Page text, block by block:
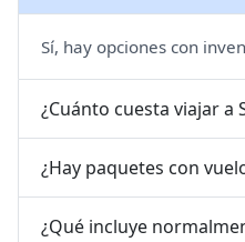
Sí, hay opciones con
¿Cuánto cuesta viajar a
¿Hay paquetes con
¿Qué incluye